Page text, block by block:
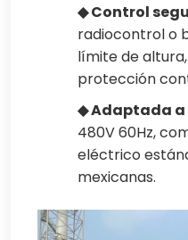
◆ Control
radiocontrol o
límite de
protección
◆ Adaptada a
480V 60Hz,
eléctrico
mexicanas.